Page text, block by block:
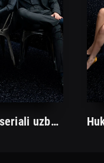
Hukm turk seriali uzbek tilida /Хукм турк сериали ўзбек тилида/ 203. 204. 205. 206. 207. 208. 209. 210. 211. 212. 213. 214. 215 barcha qismlari.